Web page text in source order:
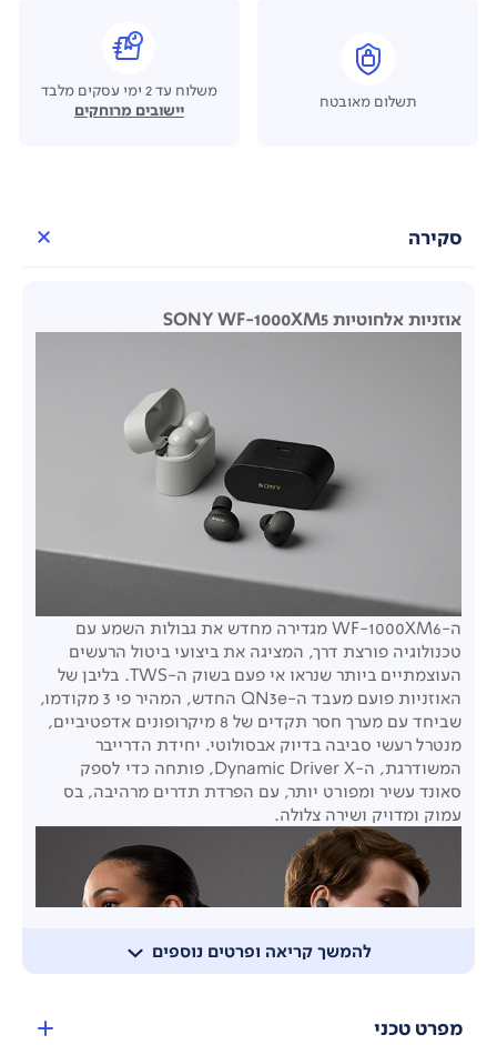
תשלום מאובטח
משלוח עד 2 ימי עסקים מלבד
יישובים מרוחקים
סקירה
להמשך קריאה ופרטים נוספים
אוזניות אלחוטיות SONY WF-1000XM5
ה-WF-1000XM6 מגדירה מחדש את גבולות השמע עם
טכנולוגיה פורצת דרך, המציגה את ביצועי ביטול הרעשים
העוצמתיים ביותר שנראו אי פעם בשוק ה-TWS. בליבן של
האוזניות פועם מעבד ה-QN3e החדש, המהיר פי 3 מקודמו,
שביחד עם מערך חסר תקדים של 8 מיקרופונים אדפטיביים,
מנטרל רעשי סביבה בדיוק אבסולוטי. יחידת הדרייבר
המשודרגת, ה-Dynamic Driver X, פותחה כדי לספק
סאונד עשיר ומפורט יותר, עם הפרדת תדרים מרהיבה, בס
עמוק ומדויק ושירה צלולה.
מפרט טכני